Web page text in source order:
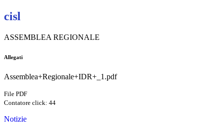
cisl
ASSEMBLEA REGIONALE
Allegati
Assemblea+Regionale+IDR+_1.pdf
File PDF
Contatore click: 44
Notizie